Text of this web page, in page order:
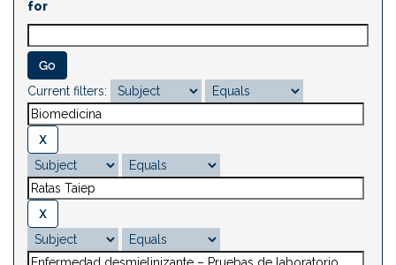
for
Current filters: